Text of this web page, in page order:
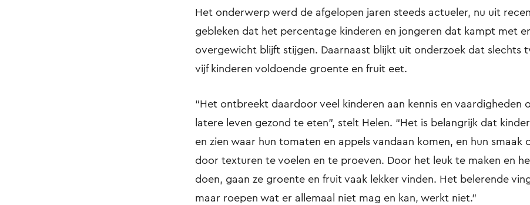
Het onderwerp werd de afgelopen jaren steeds actueler, nu uit
gebleken dat het percentage kinderen en jongeren dat kampt met
overgewicht blijft stijgen. Daarnaast blijkt uit onderzoek dat slechts
vijf kinderen voldoende groente en fruit eet.
“Het ontbreekt daardoor veel kinderen aan kennis en vaardigheden
latere leven gezond te eten”, stelt Helen. “Het is belangrijk dat
en zien waar hun tomaten en appels vandaan komen, en hun smaak
door texturen te voelen en te proeven. Door het leuk te maken en
doen, gaan ze groente en fruit vaak lekker vinden. Het belerende
maar roepen wat er allemaal niet mag en kan, werkt niet.”